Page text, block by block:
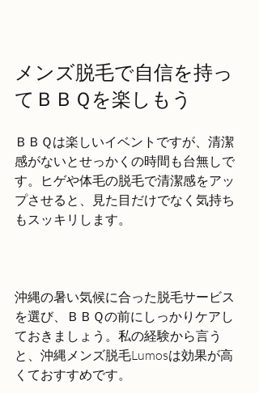
メンズ脱毛で自信を持っ
てＢＢＱを楽しもう
ＢＢＱは楽しいイベントですが、清潔
感がないとせっかくの時間も台無しで
す。ヒゲや体毛の脱毛で清潔感をアッ
プさせると、見た目だけでなく気持ち
もスッキリします。
沖縄の暑い気候に合った脱毛サービス
を選び、ＢＢＱの前にしっかりケアし
ておきましょう。私の経験から言う
と、沖縄メンズ脱毛Lumosは効果が高
くておすすめです。